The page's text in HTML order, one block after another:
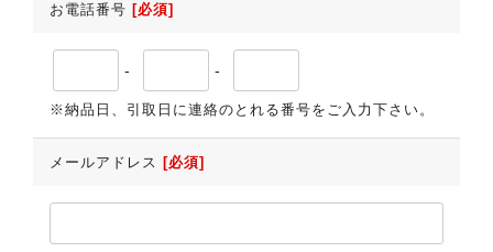
お電話番号 [必須]
- -
※納品日、引取日に連絡のとれる番号をご入力下さい。
メールアドレス [必須]